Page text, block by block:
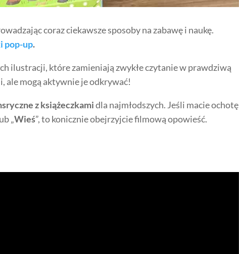
coraz ciekawsze sposoby na zabawę i naukę.
pop-up.
ilustracji, które zamieniają zwykłe czytanie w prawdziwą
ale mogą aktywnie je odkrywać!
z książeczkamidla najmłodszych. Jeśli macie ochotę
„Wieś”, to konicznie obejrzyjcie filmową opowieść.